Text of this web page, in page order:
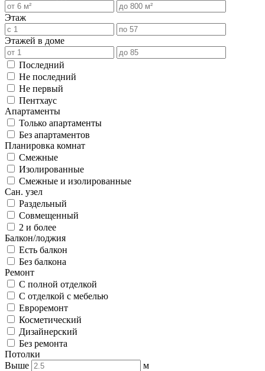
Этаж
Этажей в доме
Последний
Не последний
Не первый
Пентхаус
Апартаменты
Только апартаменты
Без апартаментов
Планировка комнат
Смежные
Изолированные
Смежные и изолированные
Сан. узел
Раздельный
Совмещенный
2 и более
Балкон/лоджия
Есть балкон
Без балкона
Ремонт
С полной отделкой
С отделкой с мебелью
Евроремонт
Косметический
Дизайнерский
Без ремонта
Потолки
Выше
м